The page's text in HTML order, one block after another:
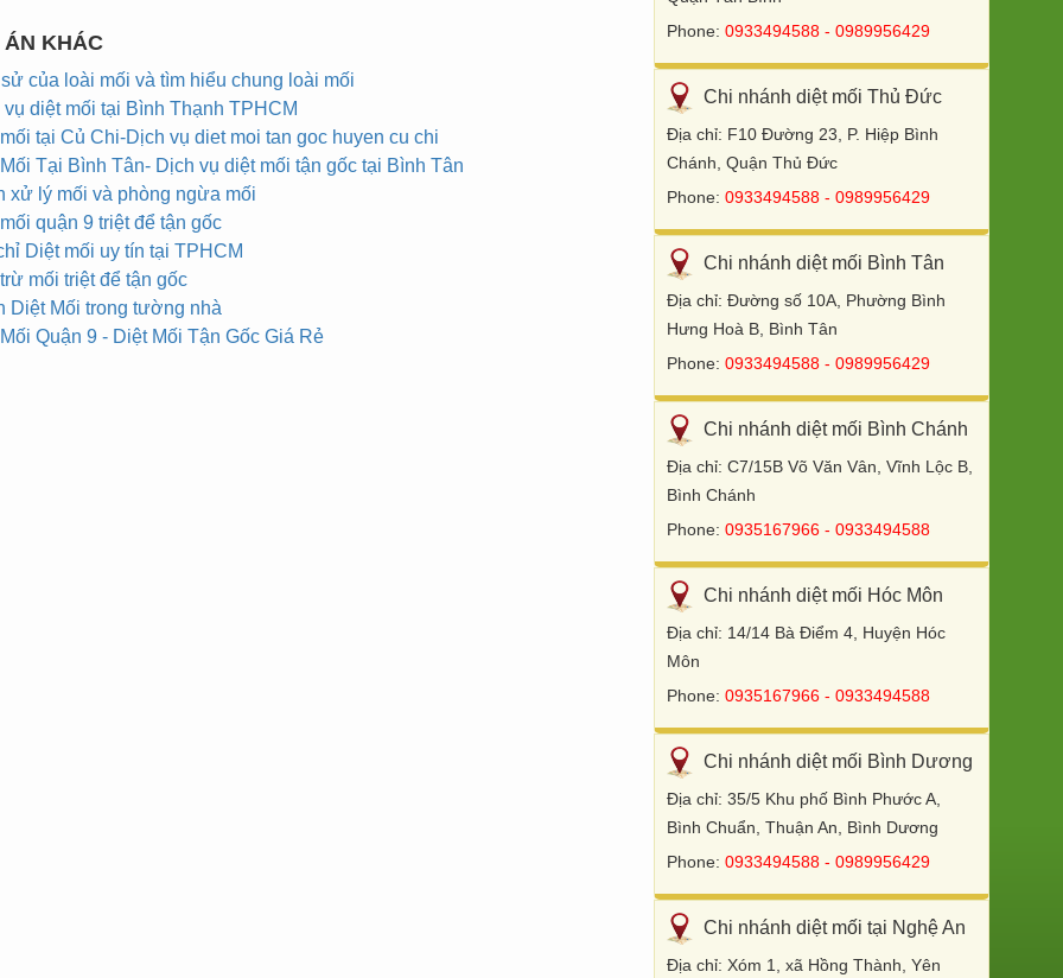
KHÁC
của loài mối và tìm hiểu chung loài mối
vụ diệt mối tại Bình Thạnh TPHCM
tại Củ Chi-Dịch vụ diet moi tan goc huyen cu chi
Tại Bình Tân- Dịch vụ diệt mối tận gốc tại Bình Tân
xử lý mối và phòng ngừa mối
quận 9 triệt để tận gốc
Diệt mối uy tín tại TPHCM
mối triệt để tận gốc
Diệt Mối trong tường nhà
Quận 9 - Diệt Mối Tận Gốc Giá Rẻ
Phone:0933494588 - 0989956429
Chi nhánh diệt mối Thủ Đức
Địa chỉ: F10 Đường 23, P. Hiệp Bình
Chánh, Quận Thủ Đức
Phone:0933494588 - 0989956429
Chi nhánh diệt mối Bình Tân
Địa chỉ: Đường số 10A, Phường Bình
Hưng Hoà B, Bình Tân
Phone:0933494588 - 0989956429
Chi nhánh diệt mối Bình Chánh
Địa chỉ: C7/15B Võ Văn Vân, Vĩnh Lộc B,
Bình Chánh
Phone:0935167966 - 0933494588
Chi nhánh diệt mối Hóc Môn
Địa chỉ: 14/14 Bà Điểm 4, Huyện Hóc
Môn
Phone:0935167966 - 0933494588
Chi nhánh diệt mối Bình Dương
Địa chỉ: 35/5 Khu phố Bình Phước A,
Bình Chuẩn, Thuận An, Bình Dương
Phone:0933494588 - 0989956429
Chi nhánh diệt mối tại Nghệ An
Địa chỉ: Xóm 1, xã Hồng Thành, Yên